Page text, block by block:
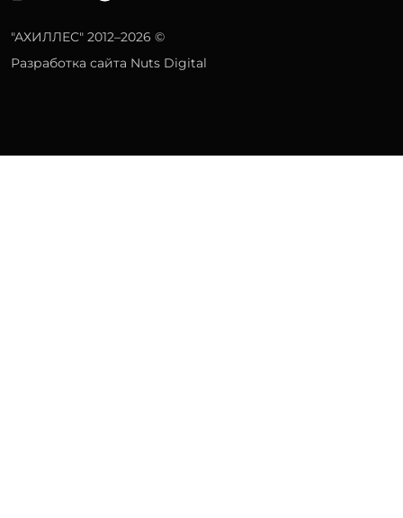
"АХИЛЛЕС" 2012–2026 ©
Разработка сайта Nuts Digital